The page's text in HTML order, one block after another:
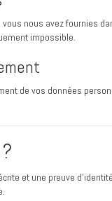
nous avez fournies
impossible.
de vos données
et une preuve